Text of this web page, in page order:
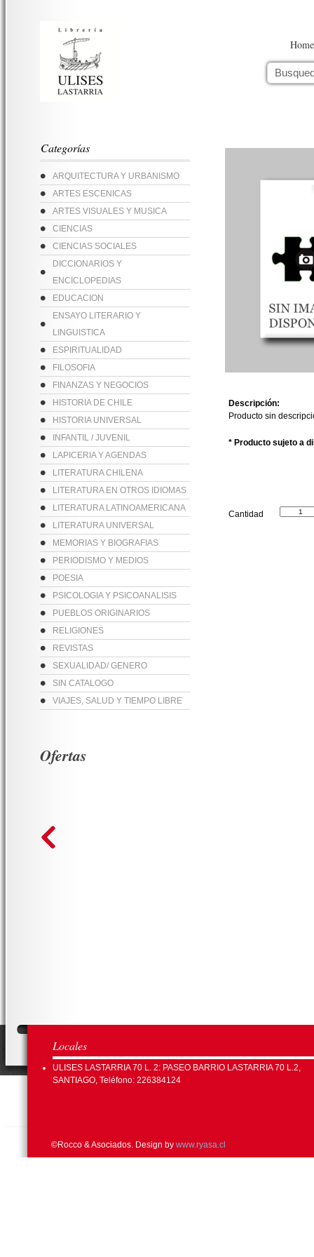
Home
Categorías
ARQUITECTURA Y URBANISMO
ARTES ESCENICAS
ARTES VISUALES Y MUSICA
CIENCIAS
CIENCIAS SOCIALES
DICCIONARIOS Y
ENCICLOPEDIAS
EDUCACION
ENSAYO LITERARIO Y
LINGUISTICA
ESPIRITUALIDAD
FILOSOFIA
FINANZAS Y NEGOCIOS
HISTORIA DE CHILE
HISTORIA UNIVERSAL
INFANTIL / JUVENIL
LAPICERIA Y AGENDAS
LITERATURA CHILENA
LITERATURA EN OTROS IDIOMAS
LITERATURA LATINOAMERICANA
LITERATURA UNIVERSAL
MEMORIAS Y BIOGRAFIAS
PERIODISMO Y MEDIOS
POESIA
PSICOLOGIA Y PSICOANALISIS
PUEBLOS ORIGINARIOS
RELIGIONES
REVISTAS
SEXUALIDAD/ GENERO
SIN CATALOGO
VIAJES, SALUD Y TIEMPO LIBRE
Descripción:
Producto sin
* Producto sujeto a
Cantidad
Ofertas
Locales
ULISES LASTARRIA 70 L. 2: PASEO BARRIO LASTARRIA 70 L.2,
SANTIAGO, Teléfono: 226384124
©Rocco & Asociados. Design by www.ryasa.cl